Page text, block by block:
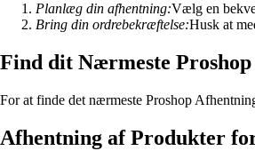
Planlæg din afhentning:Vælg en
Bring din ordrebekræftelse:Husk at
Find dit Nærmeste
For at finde det nærmeste Proshop
Afhentning af Produkter